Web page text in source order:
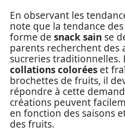
En observant les
note que la tendance
forme de snack sain se
parents recherchent des
sucreries traditionnelles.
collations colorées et
brochettes de fruits, il
répondre à cette
créations peuvent
en fonction des saisons
des fruits.